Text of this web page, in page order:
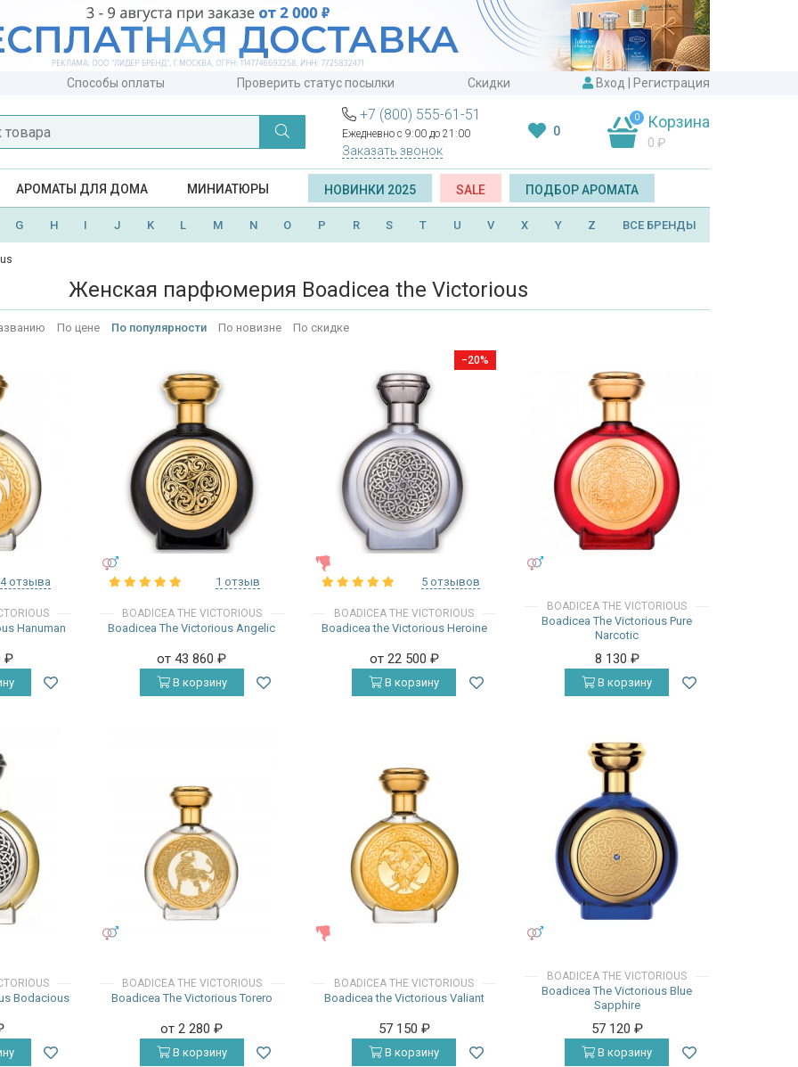
Способы оплаты Проверить статус посылки Скидки Вход Регистрация
+7 (800) 555-61-51
Ежедневно с 9:00 до 21:00
Заказать звонок
0
0 Корзина
0 ₽
АРОМАТЫ ДЛЯ ДОМА МИНИАТЮРЫ НОВИНКИ 2025 SALE ПОДБОР АРОМАТА
G H I J K L M N O P R S T U V X Y Z ВСЕ БРЕНДЫ
Женская парфюмерия Boadicea the Victorious
По цене По популярности По новизне По скидке
4 отзыва
Hanuman
₽
1 отзыв
BOADICEA THE VICTORIOUS
Boadicea The Victorious Angelic
от 43 860₽
В корзину
−20%
5 отзывов
BOADICEA THE VICTORIOUS
Boadicea the Victorious Heroine
от 22 500 ₽
В корзину
BOADICEA THE VICTORIOUS
Boadicea The Victorious Pure
Narcotic
8 130 ₽
В корзину
Bodacious
BOADICEA THE VICTORIOUS
Boadicea The Victorious Torero
от 2 280₽
В корзину
BOADICEA THE VICTORIOUS
Boadicea the Victorious Valiant
57 150 ₽
В корзину
BOADICEA THE VICTORIOUS
Boadicea The Victorious Blue
Sapphire
57 120 ₽
В корзину